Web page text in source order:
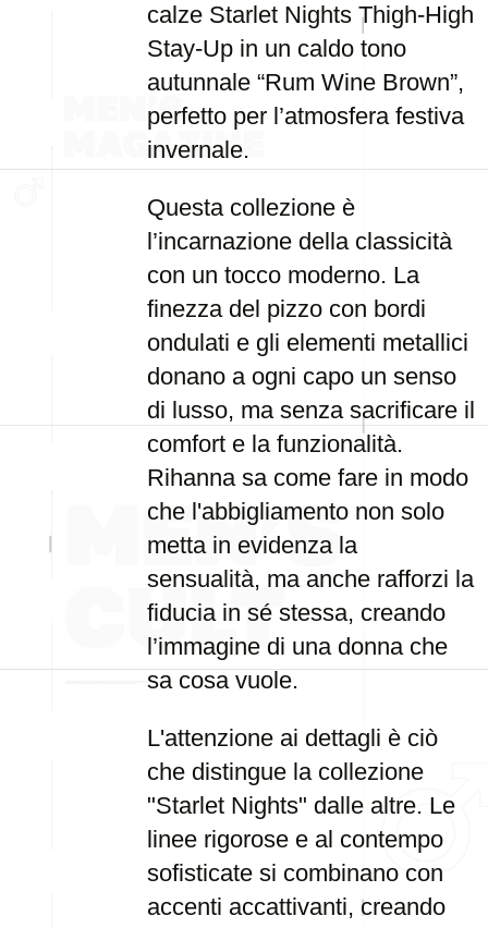
calze Starlet Nights Thigh-High
Stay-Up in un caldo tono
autunnale “Rum Wine Brown”,
perfetto per l’atmosfera festiva
invernale.
Questa collezione è
l’incarnazione della classicità
con un tocco moderno. La
finezza del pizzo con bordi
ondulati e gli elementi metallici
donano a ogni capo un senso
di lusso, ma senza sacrificare il
comfort e la funzionalità.
Rihanna sa come fare in modo
che l'abbigliamento non solo
metta in evidenza la
sensualità, ma anche rafforzi la
fiducia in sé stessa, creando
l’immagine di una donna che
sa cosa vuole.
L'attenzione ai dettagli è ciò
che distingue la collezione
"Starlet Nights" dalle altre. Le
linee rigorose e al contempo
sofisticate si combinano con
accenti accattivanti, creando